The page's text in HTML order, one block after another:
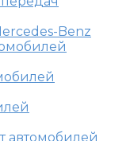
Benz
автомобилей